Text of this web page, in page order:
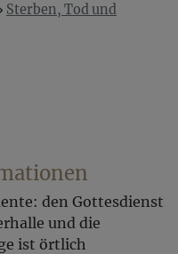
Sterben, Tod und
den Gottesdienst
und die
ist örtlich